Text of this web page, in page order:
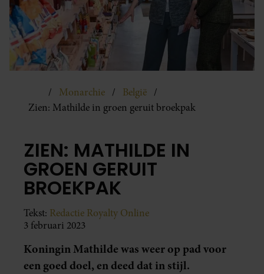
Monarchie
België
Zien: Mathilde in groen geruit broekpak
ZIEN: MATHILDE IN
GROEN GERUIT
BROEKPAK
Tekst: Redactie Royalty Online
3 februari 2023
Koningin Mathilde was weer op pad voor
een goed doel, en deed dat in stijl.